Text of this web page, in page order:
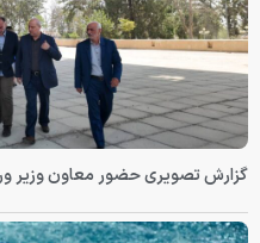
گزارش تصویری حضور معاون وزیر